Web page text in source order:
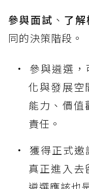
參與面試 、 了
同的決策階段。
參與遴選
化與發展空
能力、價值
責任。
獲得正式
真正進入去